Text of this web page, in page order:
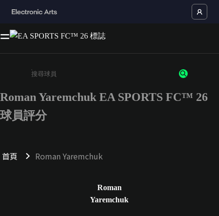
請輸入至少 3 個字元或數字
Roman Yaremchuk EA SPORTS FC™ 26
球員評分
首頁 Roman Yaremchuk
Roman
Yaremchuk